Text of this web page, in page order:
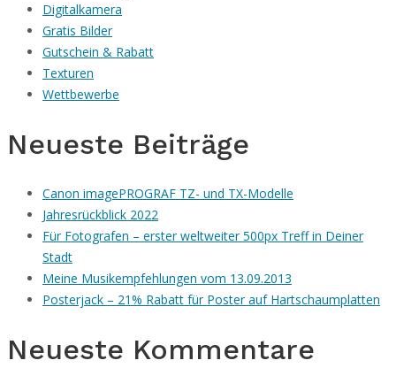
Digitalkamera
Gratis Bilder
Gutschein & Rabatt
Texturen
Wettbewerbe
Neueste Beiträge
Canon imagePROGRAF TZ- und TX-Modelle
Jahresrückblick 2022
Für Fotografen – erster weltweiter 500px Treff in Deiner
Stadt
Meine Musikempfehlungen vom 13.09.2013
Posterjack – 21% Rabatt für Poster auf Hartschaumplatten
Neueste Kommentare